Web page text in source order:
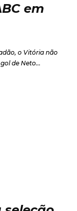
em
o Vitória não
de Neto...